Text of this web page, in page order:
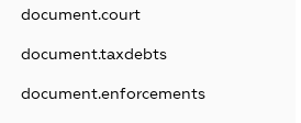
document.court
document.taxdebts
document.enforcements